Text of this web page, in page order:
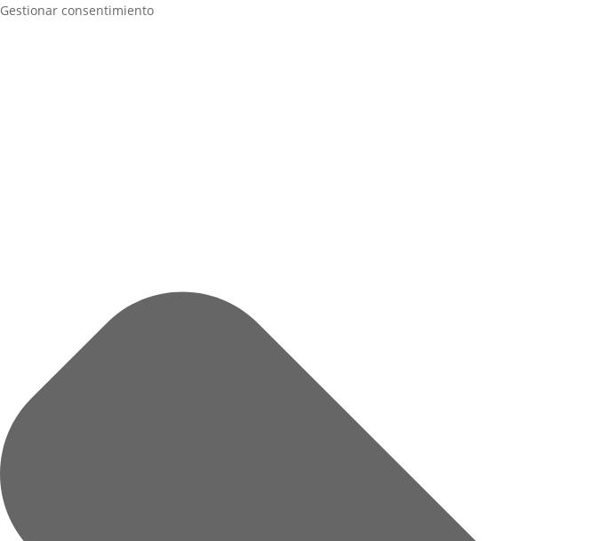
Gestionar consentimiento